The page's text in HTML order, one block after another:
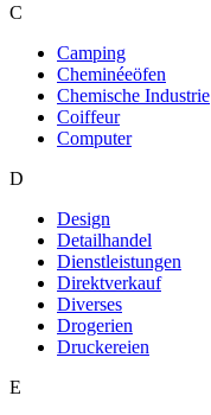
C
Camping
Cheminéeöfen
Chemische Industrie
Coiffeur
Computer
D
Design
Detailhandel
Dienstleistungen
Direktverkauf
Diverses
Drogerien
Druckereien
E